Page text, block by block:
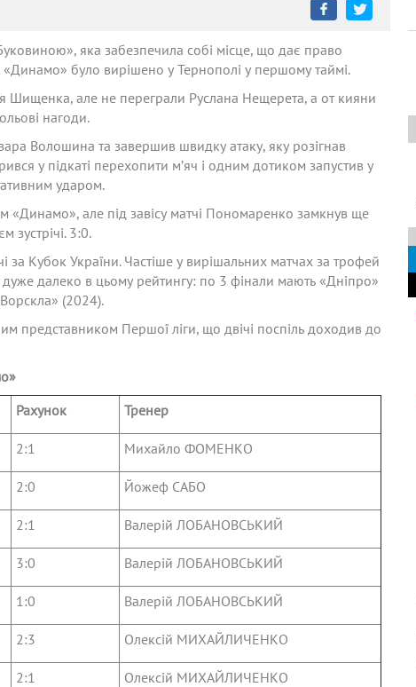
яка забезпечила собі місце, що дає право
«Динамо» було вирішено у Тернополі у першому таймі.
Шищенка, але не переграли Руслана Нещерета, а от кияни
нагоди.
Волошина та завершив швидку атаку, яку розігнав
у підкаті перехопити м’яч і одним дотиком запустив у
ударом.
«Динамо», але під завісу матчі Пономаренко замкнув ще
зустрічі. 3:0.
за Кубок України. Частіше у вирішальних матчах за трофей
дуже далеко в цьому рейтингу: по 3 фінали мають «Дніпро»
(2024).
представником Першої ліги, що двічі поспіль доходив до
Рахунок Тренер
2:1 Михайло ФОМЕНКО
2:0 Йожеф САБО
2:1 Валерій ЛОБАНОВСЬКИЙ
3:0 Валерій ЛОБАНОВСЬКИЙ
1:0 Валерій ЛОБАНОВСЬКИЙ
2:3 Олексій МИХАЙЛИЧЕНКО
2:1 Олексій МИХАЙЛИЧЕНКО